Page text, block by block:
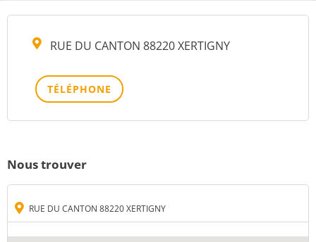
RUE DU CANTON 88220 XERTIGNY
TÉLÉPHONE
Nous trouver
RUE DU CANTON 88220 XERTIGNY